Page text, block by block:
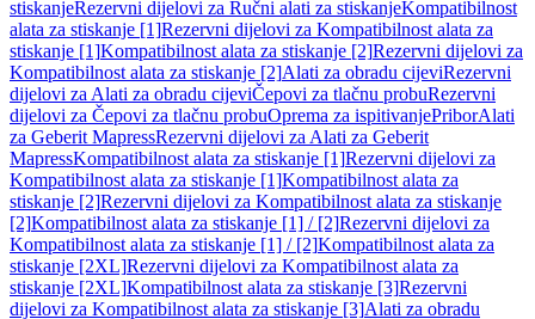
stiskanjeRezervni dijelovi za Ručni alati za stiskanjeKompatibilnost
alata za stiskanje [1]Rezervni dijelovi za Kompatibilnost alata za
stiskanje [1]Kompatibilnost alata za stiskanje [2]Rezervni dijelovi za
Kompatibilnost alata za stiskanje [2]Alati za obradu cijeviRezervni
dijelovi za Alati za obradu cijeviČepovi za tlačnu probuRezervni
dijelovi za Čepovi za tlačnu probuOprema za ispitivanjePriborAlati
za Geberit MapressRezervni dijelovi za Alati za Geberit
MapressKompatibilnost alata za stiskanje [1]Rezervni dijelovi za
Kompatibilnost alata za stiskanje [1]Kompatibilnost alata za
stiskanje [2]Rezervni dijelovi za Kompatibilnost alata za stiskanje
[2]Kompatibilnost alata za stiskanje [1] / [2]Rezervni dijelovi za
Kompatibilnost alata za stiskanje [1] / [2]Kompatibilnost alata za
stiskanje [2XL]Rezervni dijelovi za Kompatibilnost alata za
stiskanje [2XL]Kompatibilnost alata za stiskanje [3]Rezervni
dijelovi za Kompatibilnost alata za stiskanje [3]Alati za obradu